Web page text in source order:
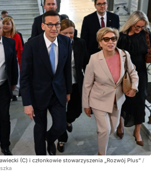
(C) i członkowie stowarzyszenia „Rozwój Plus” /